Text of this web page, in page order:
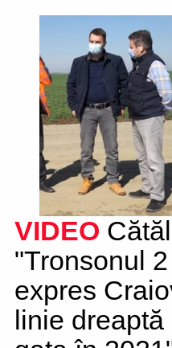
VIDEO
"Tronsonul
expres
linie dreaptă